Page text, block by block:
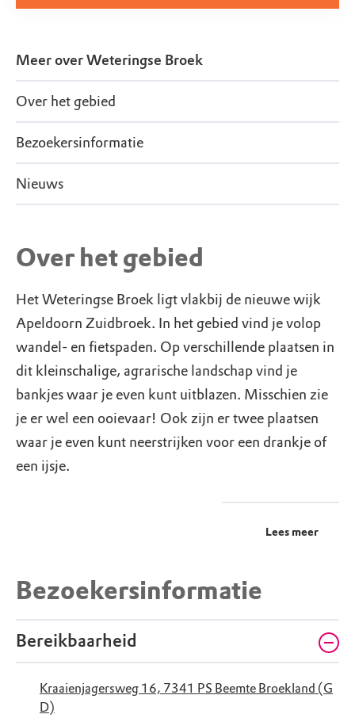
Meer overWeteringse Broek
Over het gebied
Bezoekersinformatie
Nieuws
Over het gebied
Het Weteringse Broek ligt vlakbij de nieuwe wijk
Apeldoorn Zuidbroek. In het gebied vind je volop
wandel- en fietspaden. Op verschillende plaatsen in
dit kleinschalige, agrarische landschap vind je
bankjes waar je even kunt uitblazen. Misschien zie
je er wel een ooievaar! Ook zijn er twee plaatsen
waar je even kunt neerstrijken voor een drankje of
een ijsje.
Lees meer
Bezoekersinformatie
Bereikbaarheid
Kraaienjagersweg 16, 7341 PS Beemte Broekland (G
D)